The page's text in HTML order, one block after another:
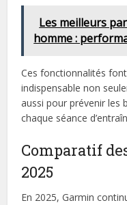
Les meilleurs
homme :
Ces fonctionnalités
indispensable non
aussi pour prévenir les
chaque séance
Comparatif
2025
En 2025, Garmin